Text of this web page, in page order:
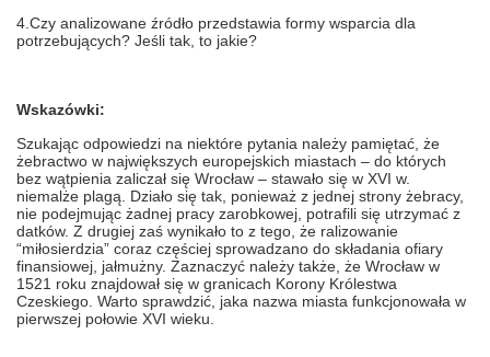
4.Czy analizowane źródło przedstawia formy wsparcia dla
potrzebujących? Jeśli tak, to jakie?
Wskazówki:
Szukając odpowiedzi na niektóre pytania należy pamiętać, że
żebractwo w największych europejskich miastach – do których
bez wątpienia zaliczał się Wrocław – stawało się w XVI w.
niemalże plagą. Działo się tak, ponieważ z jednej strony żebracy,
nie podejmując żadnej pracy zarobkowej, potrafili się utrzymać z
datków. Z drugiej zaś wynikało to z tego, że ralizowanie
“miłosierdzia” coraz częściej sprowadzano do składania ofiary
finansiowej, jałmużny. Zaznaczyć należy także, że Wrocław w
1521 roku znajdował się w granicach Korony Królestwa
Czeskiego. Warto sprawdzić, jaka nazwa miasta funkcjonowała w
pierwszej połowie XVI wieku.